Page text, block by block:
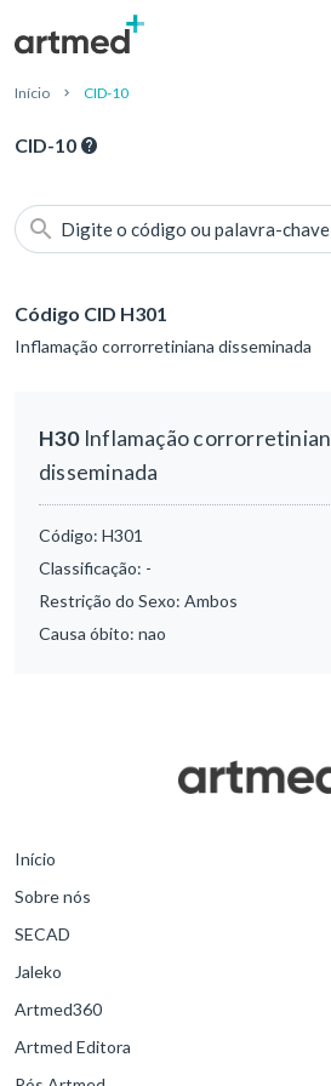
Início CID-10
CID-10
Digite o código ou palavra-
Código CID H301
Inflamação corrorretiniana disseminada
H30Inflamação
disseminada
Código: H301
Classificação: -
Restrição do Sexo: Ambos
Causa óbito: nao
Início
Sobre nós
SECAD
Jaleko
Artmed360
Artmed Editora